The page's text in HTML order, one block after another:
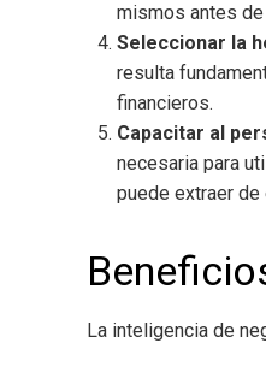
mismos antes
Seleccionar la
resulta
financieros.
Capacitar al
necesaria para
puede extraer de
La inteligencia de